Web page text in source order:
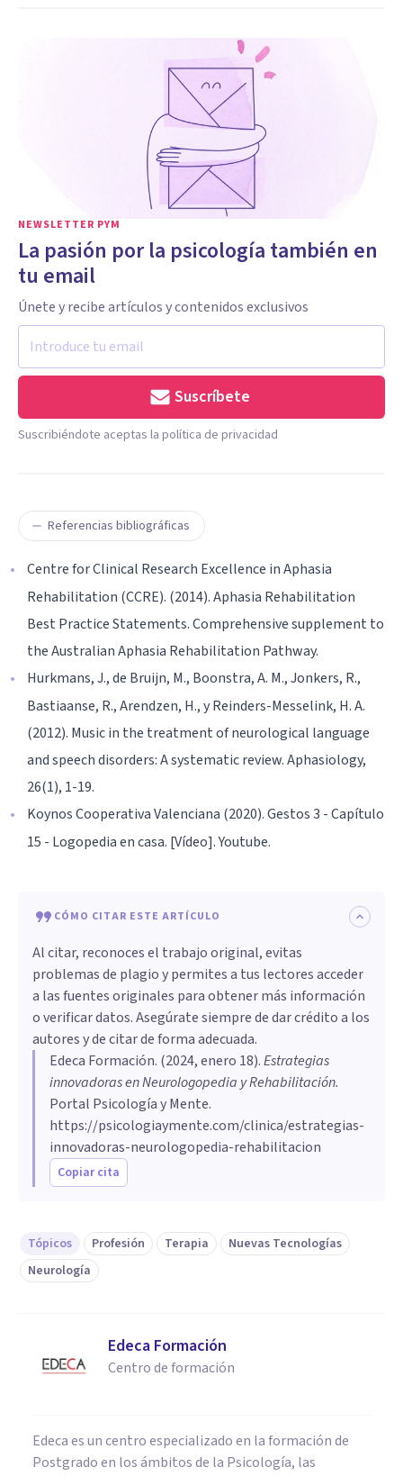
NEWSLETTER PYM
La pasión por la psicología también en
tu email
Únete y recibe artículos y contenidos exclusivos
Suscríbete
Suscribiéndote aceptas la política de privacidad
Referencias bibliográficas
Centre for Clinical Research Excellence in Aphasia
Rehabilitation (CCRE). (2014). Aphasia Rehabilitation
Best Practice Statements. Comprehensive supplement to
the Australian Aphasia Rehabilitation Pathway.
Hurkmans, J., de Bruijn, M., Boonstra, A. M., Jonkers, R.,
Bastiaanse, R., Arendzen, H., y Reinders-Messelink, H. A.
(2012). Music in the treatment of neurological language
and speech disorders: A systematic review. Aphasiology,
26(1), 1-19.
Koynos Cooperativa Valenciana (2020). Gestos 3 - Capítulo
15 - Logopedia en casa. [Vídeo]. Youtube.
CÓMO CITAR ESTE ARTÍCULO
Al citar, reconoces el trabajo original, evitas
problemas de plagio y permites a tus lectores acceder
a las fuentes originales para obtener más información
o verificar datos. Asegúrate siempre de dar crédito a los
autores y de citar de forma adecuada.
Edeca Formación. (2024, enero 18).Estrategias
innovadoras en Neurologopedia y Rehabilitación.
Portal Psicología y Mente.
https://psicologiaymente.com/clinica/estrategias-
innovadoras-neurologopedia-rehabilitacion
Copiar cita
Tópicos Profesión Terapia
Nuevas Tecnologías
Neurología
Edeca Formación
Centro de formación
Edeca es un centro especializado en la formación de
Postgrado en los ámbitos de la Psicología, las